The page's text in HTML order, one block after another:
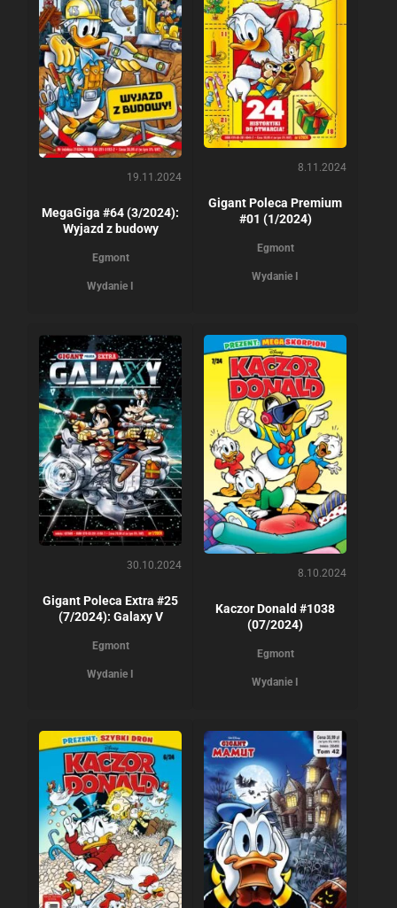
19.11.2024
MegaGiga #64 (3/2024):
Wyjazd z budowy
Egmont
Wydanie I
8.11.2024
Gigant Poleca Premium
#01 (1/2024)
Egmont
Wydanie I
30.10.2024
Gigant Poleca Extra #25
(7/2024): Galaxy V
Egmont
Wydanie I
8.10.2024
Kaczor Donald #1038
(07/2024)
Egmont
Wydanie I